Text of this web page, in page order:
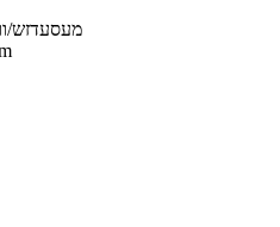
מעסעדזש/וואטסאפ: